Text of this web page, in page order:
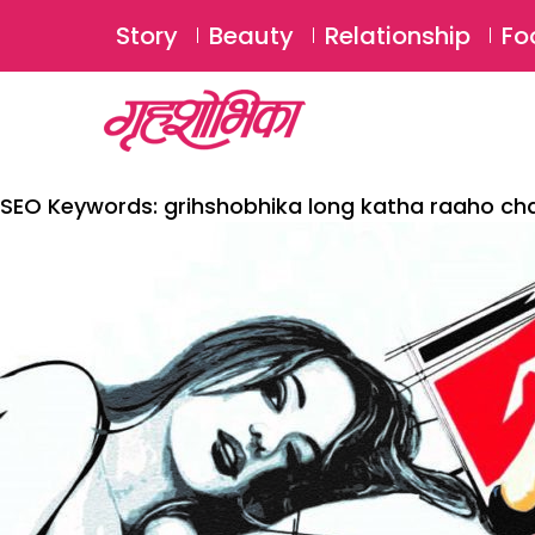
Story Beauty Relationship
SEO Keywords: grihshobhika long katha raaho